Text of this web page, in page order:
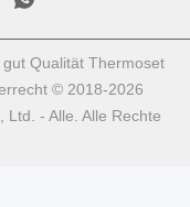
Qualität Thermoset
© 2018-2026
- Alle. Alle Rechte